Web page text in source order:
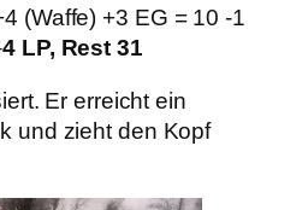
(Waffe) +3 EG = 10 -1
4 LP, Rest 31
Er erreicht ein
und zieht den Kopf